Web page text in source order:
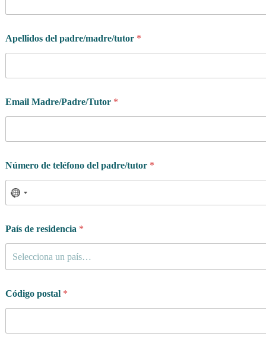
Apellidos del padre/madre/tutor *
Email Madre/Padre/Tutor *
Número de teléfono del padre/tutor *
País de residencia *
Selecciona un país…
Código postal *